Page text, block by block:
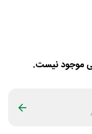
موجود نیست.